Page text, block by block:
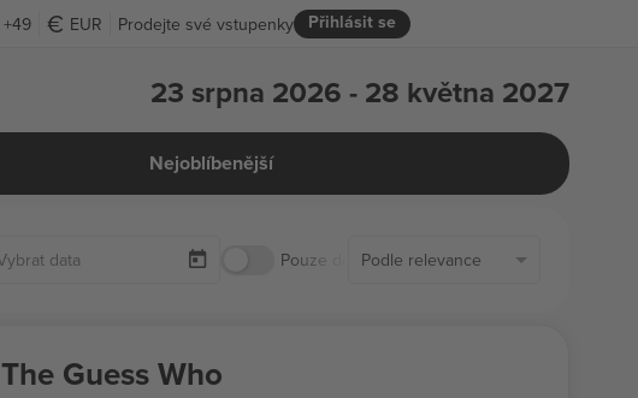
+49 EUR Přihlásit se
Prodejte své vstupenky
23 srpna 2026 - 28 května 2027
Nejoblíbenější
Pouze dostupné vstupenky
Podle relevance
The Guess Who